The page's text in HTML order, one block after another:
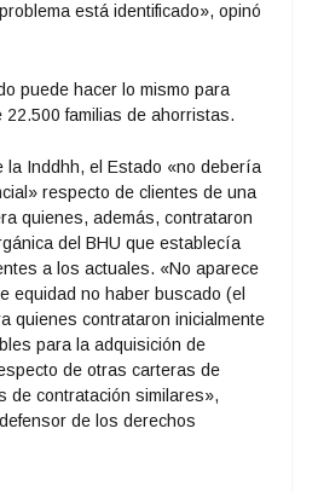
está identificado», opinó
puede hacer lo mismo para
familias de ahorristas.
la Inddhh, el Estado «no debería
respecto de clientes de una
quienes, además, contrataron
del BHU que establecía
a los actuales. «No aparece
equidad no haber buscado (el
quienes contrataron inicialmente
para la adquisición de
de otras carteras de
de contratación similares»,
de los derechos